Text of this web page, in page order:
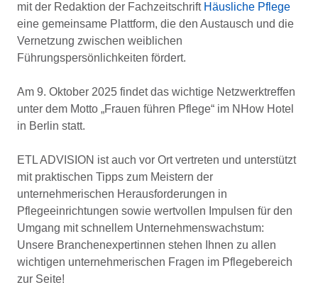
mit der Redaktion der Fachzeitschrift Häusliche Pflege
eine gemeinsame Plattform, die den Austausch und die
Vernetzung zwischen weiblichen
Führungspersönlichkeiten fördert.
Am 9. Oktober 2025 findet das wichtige Netzwerktreffen
unter dem Motto „Frauen führen Pflege“ im NHow Hotel
in Berlin statt.
ETL ADVISION ist auch vor Ort vertreten und unterstützt
mit praktischen Tipps zum Meistern der
unternehmerischen Herausforderungen in
Pflegeeinrichtungen sowie wertvollen Impulsen für den
Umgang mit schnellem Unternehmenswachstum:
Unsere Branchenexpertinnen stehen Ihnen zu allen
wichtigen unternehmerischen Fragen im Pflegebereich
zur Seite!